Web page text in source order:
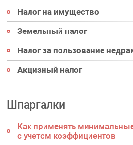
Налог на имущество
Земельный налог
Налог за пользование
Акцизный налог
Шпаргалки
Как применять
с учетом коэффициентов